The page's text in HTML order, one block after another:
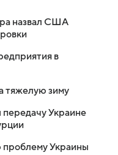
назвал США
в
тяжелую зиму
Украине
проблему Украины